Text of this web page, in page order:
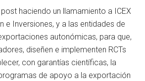
haciendo un llamamiento a ICEX
e Inversiones, y a las entidades de
autonómicas, para que,
diseñen e implementen RCTs
con garantías científicas, la
de apoyo a la exportación